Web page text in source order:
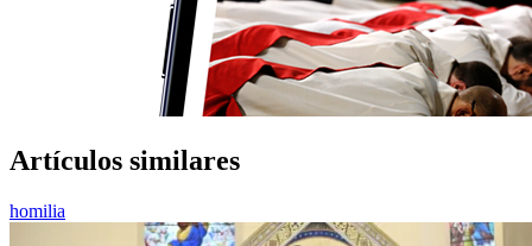
Artículos similares
homilia